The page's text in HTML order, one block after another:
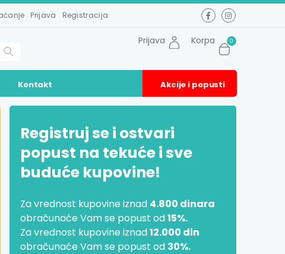
Prijava Registracija
Prijava Korpa 0
Kontakt Akcije i popusti
Registruj se i ostvari
popust na tekuće i sve
buduće kupovine!
Za vrednost kupovine iznad 4.800 dinara
obračunaće Vam se popust od15%.
Za vrednost kupovine iznad12.000 din
obračunaće Vam se popust od 30%.